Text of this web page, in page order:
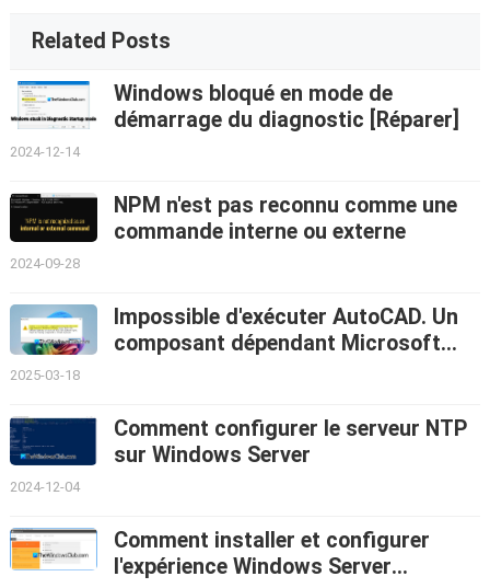
Related Posts
Windows bloqué en mode de
démarrage du diagnostic [Réparer]
2024-12-14
NPM n'est pas reconnu comme une
commande interne ou externe
2024-09-28
Impossible d'exécuter AutoCAD. Un
composant dépendant Microsoft
2025-03-18
Comment configurer le serveur NTP
sur Windows Server
2024-12-04
Comment installer et configurer
l'expérience Windows Server